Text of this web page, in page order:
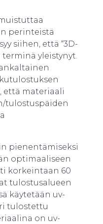
perinteistä
siihen, että “3D-
yleistynyt.
että materiaali
tulostuspäiden
pienentämiseksi
optimaaliseen
korkeintaan 60
tulostusalueen
käytetään uv-
tulostettu
on uv-